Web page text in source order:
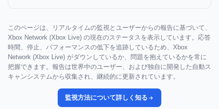
このページは、リアルタイムの監視とユーザーからの報告に基づいて、
Xbox Network (Xbox Live) の現在のステータスを表示しています。応答
時間、停止、パフォーマンスの低下を追跡しているため、Xbox
Network (Xbox Live) がダウンしているか、問題を抱えているかを常に
把握できます。報告は世界中のユーザー、および独自に開発した自動ス
キャンシステムから収集され、継続的に更新されています。
監視方法について詳しく知る